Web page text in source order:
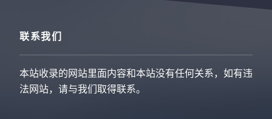
联系我们
本站收录的网站里面内容和本站没有任何关系，如有违
法网站，请与我们取得联系。